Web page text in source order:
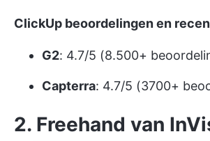
ClickUp beoordelingen en
G2: 4.7/5 (8.500+
Capterra: 4.7/5 (3700+
2. Freehand van